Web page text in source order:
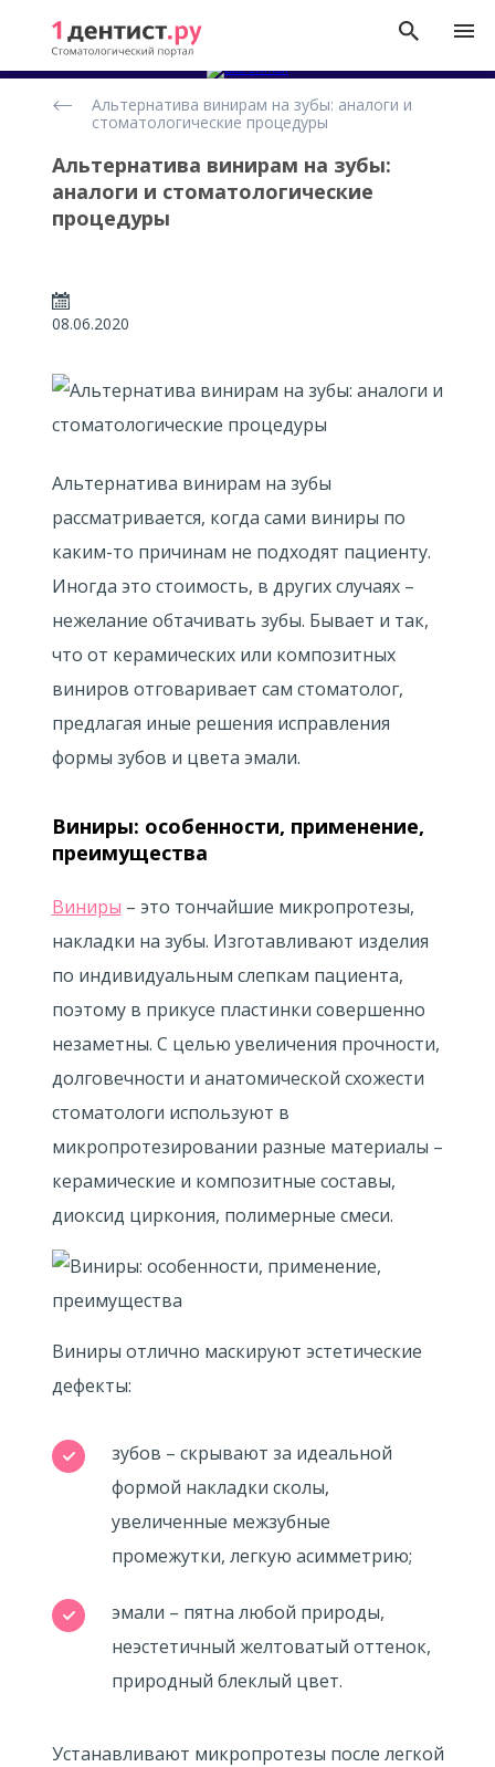
винирах
Альтернатива винирам на зубы: аналоги и
стоматологические процедуры
Альтернатива винирам на зубы:
аналоги и стоматологические
процедуры
08.06.2020
Альтернатива винирам на зубы
рассматривается, когда сами виниры по
каким-то причинам не подходят пациенту.
Иногда это стоимость, в других случаях –
нежелание обтачивать зубы. Бывает и так,
что от керамических или композитных
виниров отговаривает сам стоматолог,
предлагая иные решения исправления
формы зубов и цвета эмали.
Виниры: особенности, применение,
преимущества
Виниры – это тончайшие микропротезы,
накладки на зубы. Изготавливают изделия
по индивидуальным слепкам пациента,
поэтому в прикусе пластинки совершенно
незаметны. С целью увеличения прочности,
долговечности и анатомической схожести
стоматологи используют в
микропротезировании разные материалы –
керамические и композитные составы,
диоксид циркония, полимерные смеси.
Виниры отлично маскируют эстетические
дефекты:
зубов – скрывают за идеальной
формой накладки сколы,
увеличенные межзубные
промежутки, легкую асимметрию;
эмали – пятна любой природы,
неэстетичный желтоватый оттенок,
природный блеклый цвет.
Устанавливают микропротезы после легкой